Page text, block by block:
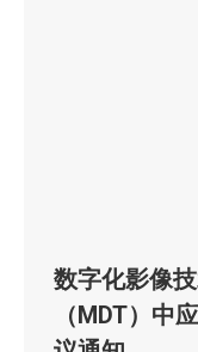
数字化影像
（MDT）中